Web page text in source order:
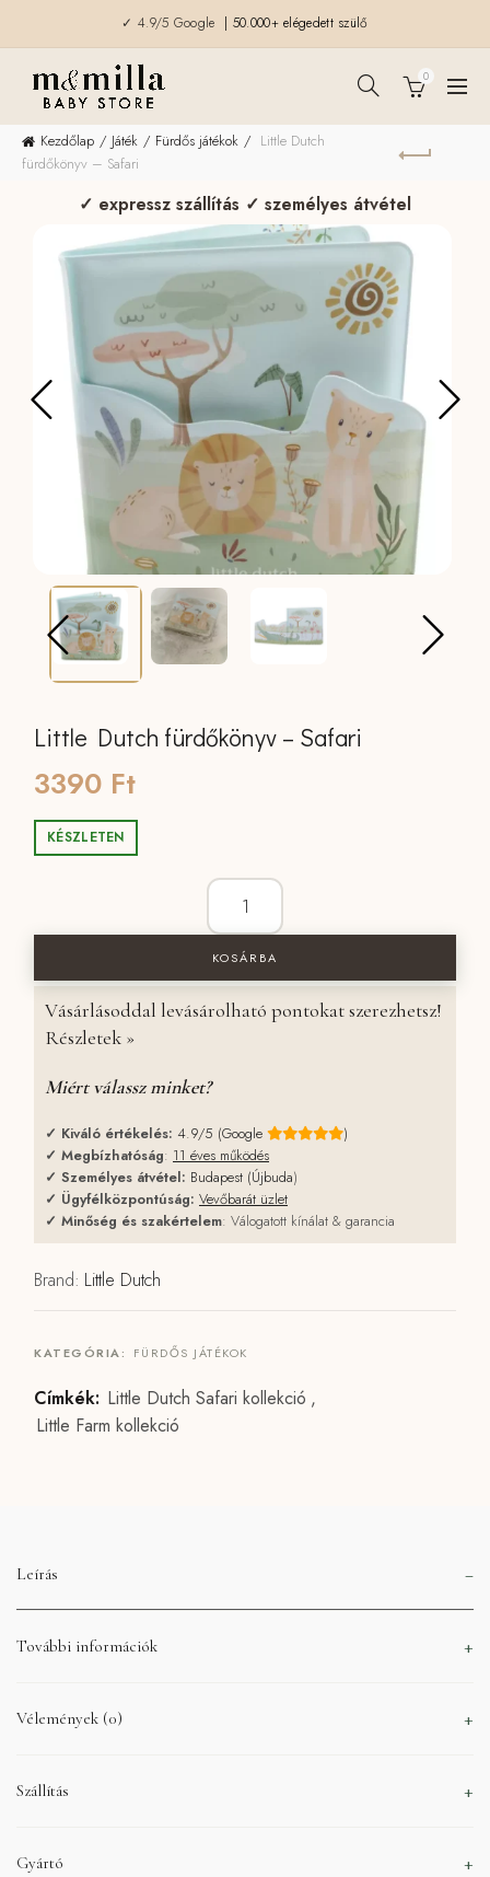
✓ 4.9/5 Google | 50.000+ elégedett szülő
0
Kezdőlap Játék Fürdős játékok
Little Dutch
fürdőkönyv – Safari
✓ expressz szállítás ✓ személyes átvétel
Little Dutch fürdőkönyv – Safari
3390 Ft
KÉSZLETEN
Little Dutch fürdőkönyv - Safari
KOSÁRBA
Vásárlásoddal levásárolható pontokat szerezhetsz!
Részletek »
Miért válassz minket?
✓ Kiváló értékelés: 4.9/5 (Google
)
✓ Megbízhatóság: 11 éves működés
✓ Személyes átvétel: Budapest (Újbuda)
✓ Ügyfélközpontúság: Vevőbarát üzlet
✓ Minőség és szakértelem: Válogatott kínálat & garancia
Brand: Little Dutch
KATEGÓRIA: FÜRDŐS JÁTÉKOK
Címkék: Little Dutch Safari kollekció ,
Little Farm kollekció
Leírás
További információk
Vélemények (0)
Szállítás
Gyártó